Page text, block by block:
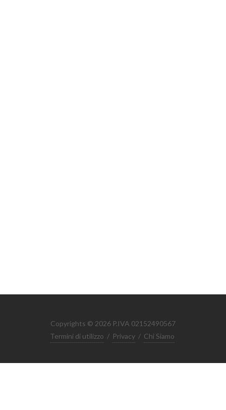
Copyrights © 2026 P.IVA 02152490567
Termini di utilizzo / Privacy / Chi Siamo